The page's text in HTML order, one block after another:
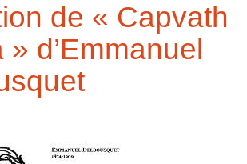
de « Capvath
» d’Emmanuel